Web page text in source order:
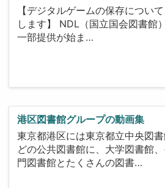
【デジタルゲームの保存につい
します】 NDL（国立国会図書館
一部提供が始ま…
港区図書館グループの動画集
東京都港区には東京都立中央図
どの公共図書館に、大学図書館
門図書館とたくさんの図書…